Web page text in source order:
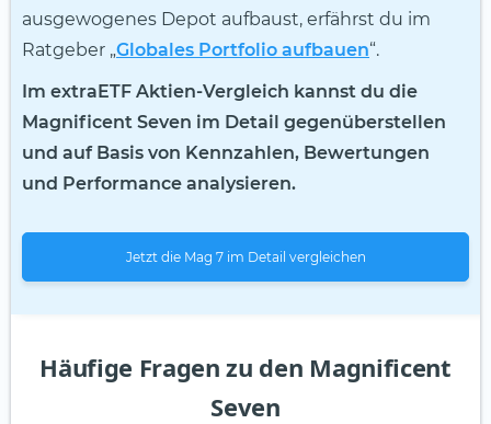
ausgewogenes Depot aufbaust, erfährst du im
Ratgeber „Globales Portfolio aufbauen“.
Im extraETF Aktien-Vergleich kannst du die
Magnificent Seven im Detail gegenüberstellen
und auf Basis von Kennzahlen, Bewertungen
und Performance analysieren.
Jetzt die Mag 7 im Detail vergleichen
Häufige Fragen zu den Magnificent
Seven